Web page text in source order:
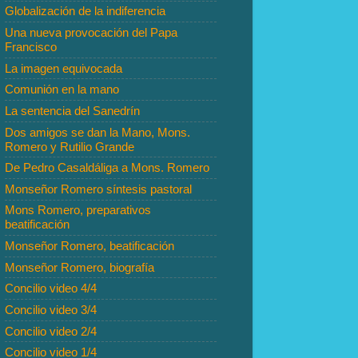
Globalización de la indiferencia
Una nueva provocación del Papa
Francisco
La imagen equivocada
Comunión en la mano
La sentencia del Sanedrín
Dos amigos se dan la Mano, Mons.
Romero y Rutilio Grande
De Pedro Casaldáliga a Mons. Romero
Monseñor Romero síntesis pastoral
Mons Romero, preparativos
beatificación
Monseñor Romero, beatificación
Monseñor Romero, biografía
Concilio video 4/4
Concilio video 3/4
Concilio video 2/4
Concilio video 1/4